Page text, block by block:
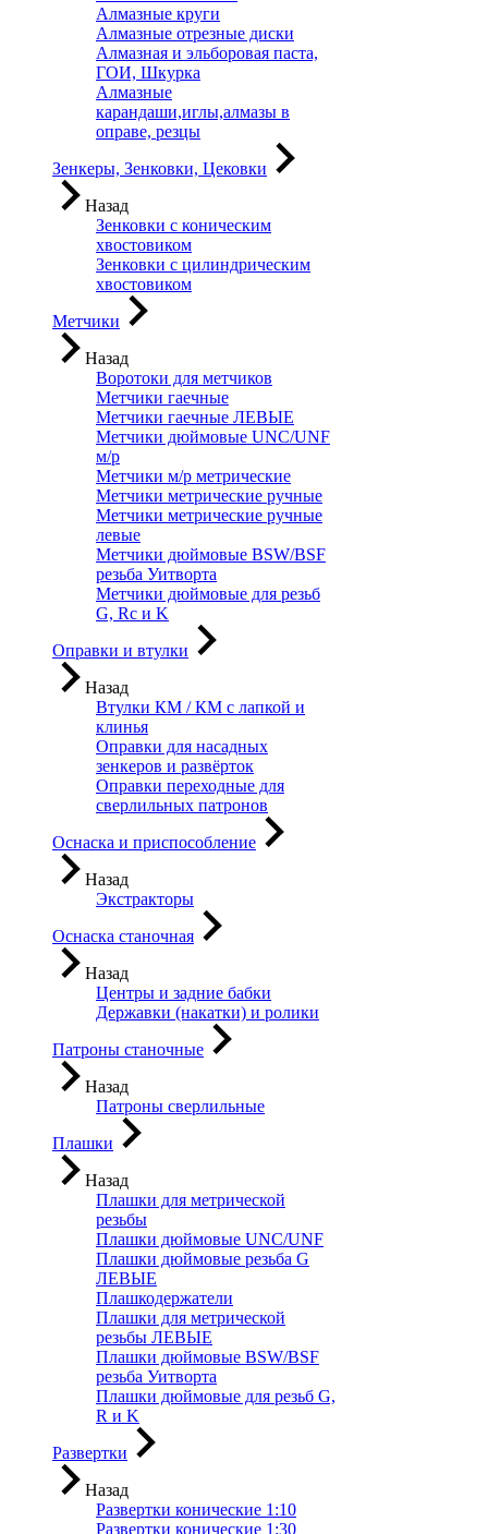
Алмазные круги
Алмазные отрезные диски
Алмазная и эльборовая паста,
ГОИ, Шкурка
Алмазные
карандаши,иглы,алмазы в
оправе, резцы
Зенкеры, Зенковки, Цековки
Назад
Зенковки с коническим
хвостовиком
Зенковки с цилиндрическим
хвостовиком
Метчики
Назад
Воротоки для метчиков
Метчики гаечные
Метчики гаечные ЛЕВЫЕ
Метчики дюймовые UNC/UNF
м/р
Метчики м/р метрические
Метчики метрические ручные
Метчики метрические ручные
левые
Метчики дюймовые BSW/BSF
резьба Уитворта
Метчики дюймовые для резьб
G, Rc и K
Оправки и втулки
Назад
Втулки КМ / КМ с лапкой и
клинья
Оправки для насадных
зенкеров и развёрток
Оправки переходные для
сверлильных патронов
Оснаска и приспособление
Назад
Экстракторы
Оснаска станочная
Назад
Центры и задние бабки
Державки (накатки) и ролики
Патроны станочные
Назад
Патроны сверлильные
Плашки
Назад
Плашки для метрической
резьбы
Плашки дюймовые UNC/UNF
Плашки дюймовые резьба G
ЛЕВЫЕ
Плашкодержатели
Плашки для метрической
резьбы ЛЕВЫЕ
Плашки дюймовые BSW/BSF
резьба Уитворта
Плашки дюймовые для резьб G,
R и K
Развертки
Назад
Развертки конические 1:10
Развертки конические 1:30